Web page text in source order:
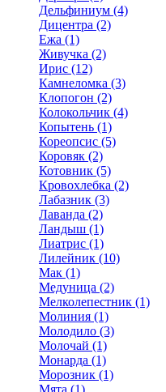
Дельфиниум (4)
Дицентра (2)
Ежа (1)
Живучка (2)
Ирис (12)
Камнеломка (3)
Клопогон (2)
Колокольчик (4)
Копытень (1)
Кореопсис (5)
Коровяк (2)
Котовник (5)
Кровохлебка (2)
Лабазник (3)
Лаванда (2)
Ландыш (1)
Лиатрис (1)
Лилейник (10)
Мак (1)
Медуница (2)
Мелколепестник (1)
Молиния (1)
Молодило (3)
Молочай (1)
Монарда (1)
Морозник (1)
Мята (1)